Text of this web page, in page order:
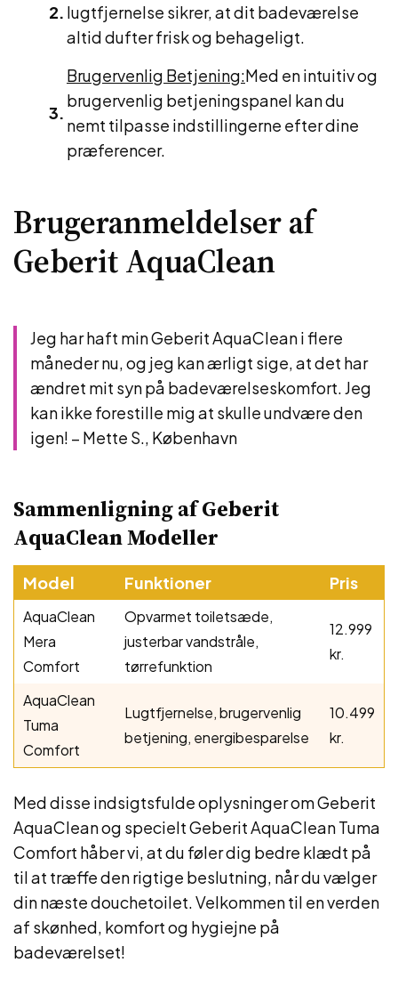
lugtfjernelse sikrer, at dit badeværelse
altid dufter frisk og behageligt.
Brugervenlig Betjening:Med en intuitiv og
brugervenlig betjeningspanel kan du
nemt tilpasse indstillingerne efter dine
præferencer.
Brugeranmeldelser af
Geberit AquaClean
Jeg har haft min Geberit AquaClean i flere
måneder nu, og jeg kan ærligt sige, at det har
ændret mit syn på badeværelseskomfort. Jeg
kan ikke forestille mig at skulle undvære den
igen! – Mette S., København
Sammenligning af Geberit
AquaClean Modeller
Model Funktioner Pris
AquaClean
Mera
Comfort
Opvarmet toiletsæde,
justerbar vandstråle,
tørrefunktion
12.999
kr.
AquaClean
Tuma
Comfort
Lugtfjernelse, brugervenlig
betjening, energibesparelse
10.499
kr.
Med disse indsigtsfulde oplysninger om Geberit
AquaClean og specielt Geberit AquaClean Tuma
Comfort håber vi, at du føler dig bedre klædt på
til at træffe den rigtige beslutning, når du vælger
din næste douchetoilet. Velkommen til en verden
af skønhed, komfort og hygiejne på
badeværelset!